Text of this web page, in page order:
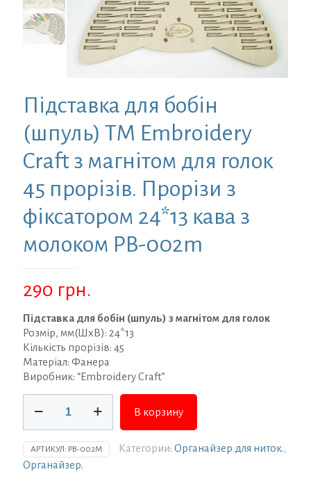
Підставка для бобін
(шпуль) ТМ Embroidery
Craft з магнітом для голок
45 прорізів. Прорізи з
фіксатором 24*13 кава з
молоком PB-002m
290 грн.
Підставка для бобін (шпуль) з магнітом для голок
Розмір, мм(ШхВ): 24*13
Кількість прорізів: 45
Матеріал: Фанера
Виробник: “Embroidery Craft”
товара
Підставка
для
бобін
(шпуль)
В корзину
АРТИКУЛ: PB-002M Категории: Органайзер для ниток.
Органайзер.